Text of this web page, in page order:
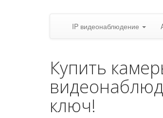
IP видеонаблюдение
Купить
ключ!